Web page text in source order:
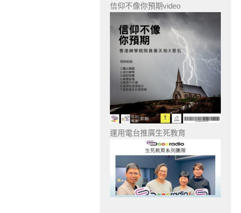
信仰不像你預期video
運用電台推廣生死教育